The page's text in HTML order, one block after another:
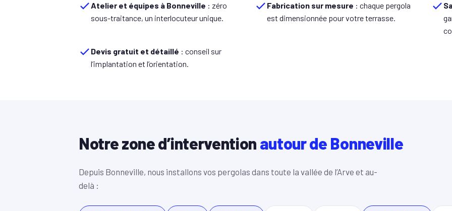
Atelier et équipes à Bonneville : zéro
sous-traitance, un interlocuteur unique.
Fabrication sur mesure : chaque pergola
est dimensionnée pour votre terrasse.
Devis gratuit et détaillé : conseil sur
l’implantation et l’orientation.
Notre zone d’intervention autour de Bonneville
Depuis Bonneville, nous installons vos pergolas dans toute la vallée de l’Arve et au-
delà :